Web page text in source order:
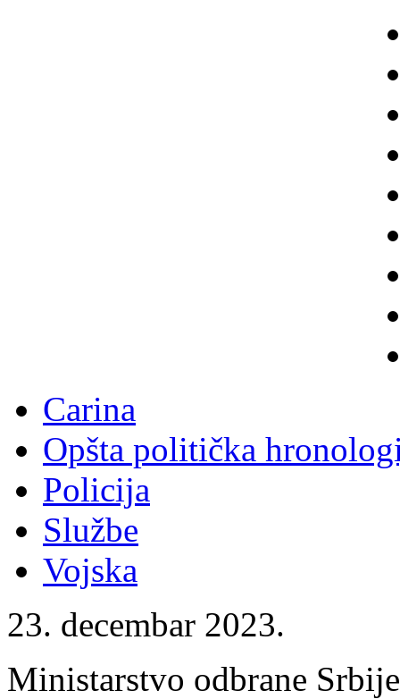
Carina
Opšta politička
Policija
Službe
Vojska
23. decembar 2023.
Ministarstvo odbrane